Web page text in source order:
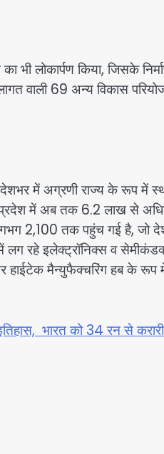
भी लोकार्पण किया, जिसके
वाली 69 अन्य विकास
में अग्रणी राज्य के रूप में
प्रदेश में अब तक 6.2 लाख से
2,100 तक पहुंच गई है, जो
में लग रहे इलेक्ट्रॉनिक्स व
हाईटेक मैन्युफैक्चरिंग हब के
भारत को 34 रन से